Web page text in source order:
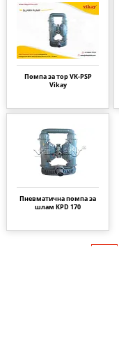
Помпа за тор VK-PSP
Vikay
Пневматична помпа за
шлам KPD 170
Страница